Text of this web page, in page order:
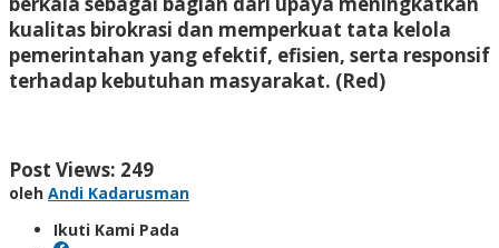
kualitas birokrasi dan memperkuat tata kelola
pemerintahan yang efektif, efisien, serta responsif
terhadap kebutuhan masyarakat. (Red)
Post Views: 249
oleh Andi Kadarusman
Ikuti Kami Pada